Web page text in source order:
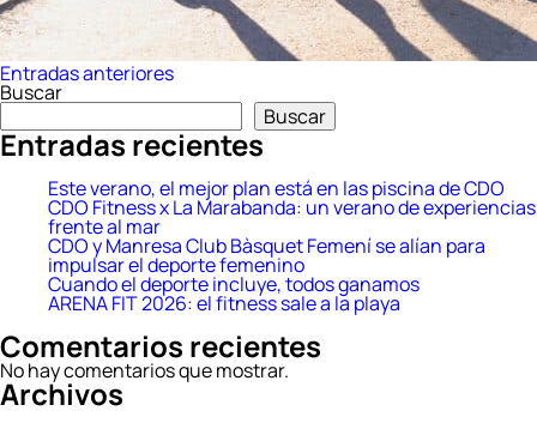
Navegación
de
entradas
Entradas anteriores
Buscar
Buscar
Entradas recientes
Este verano, el mejor plan está en las piscina de CDO
CDO Fitness x La Marabanda: un verano de experiencias
frente al mar
CDO y Manresa Club Bàsquet Femení se alían para
impulsar el deporte femenino
Cuando el deporte incluye, todos ganamos
ARENA FIT 2026: el fitness sale a la playa
Comentarios recientes
No hay comentarios que mostrar.
Archivos